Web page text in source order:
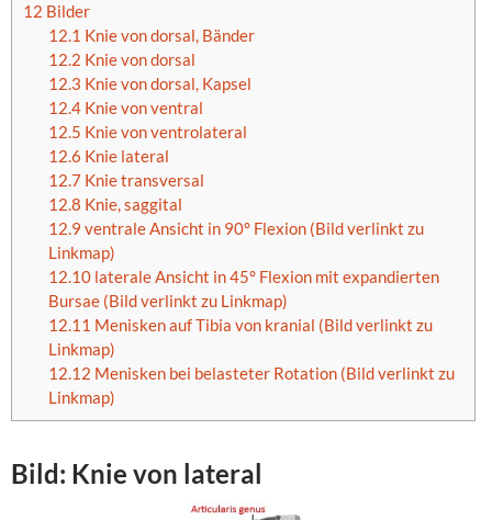
12 Bilder
12.1 Knie von dorsal, Bänder
12.2 Knie von dorsal
12.3 Knie von dorsal, Kapsel
12.4Knie von ventral
12.5 Knie von ventrolateral
12.6 Knie lateral
12.7Knie transversal
12.8 Knie, saggital
12.9 ventrale Ansicht in 90° Flexion (Bild verlinkt zu
Linkmap)
12.10laterale Ansicht in 45° Flexion mit expandierten
Bursae (Bild verlinkt zu Linkmap)
12.11 Menisken auf Tibia von kranial (Bild verlinkt zu
Linkmap)
12.12 Menisken bei belasteter Rotation (Bild verlinkt zu
Linkmap)
Bild: Knie von lateral